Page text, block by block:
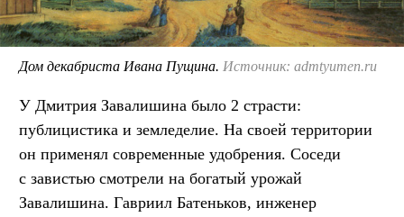
Дом декабриста Ивана Пущина. Источник: admtyumen.ru
У Дмитрия Завалишина было 2 страсти:
публицистика и земледелие. На своей территории
он применял современные удобрения. Соседи
с завистью смотрели на богатый урожай
Завалишина. Гавриил Батеньков, инженер